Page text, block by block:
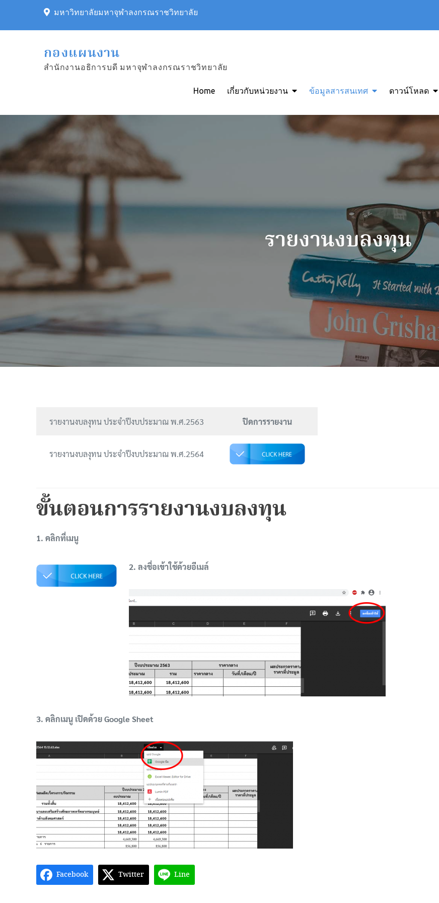
content
มหาวิทยาลัยมหาจุฬาลงกรณราชวิทยาลัย
กองแผนงาน
สำนักงานอธิการบดี มหาจุฬาลงกรณราชวิทยาลัย
Home เกี่ยวกับหน่วยงาน ข้อมูลสารสนเทศ ดาวน์โหลด
รายงานงบลงทุน
รายงานงบลงุทน ประจำปีงบประมาณ พ.ศ.2563 ปิดการรายงาน
รายงานงบลงุทน ประจำปีงบประมาณ พ.ศ.2564
ขั้นตอนการรายงานงบลงทุน
1. คลิกที่เมนู
2. ลงชื่อเข้าใช้ด้วยอีเมล์
3. คลิกเมนู เปิดด้วย Google Sheet
Facebook Twitter Line